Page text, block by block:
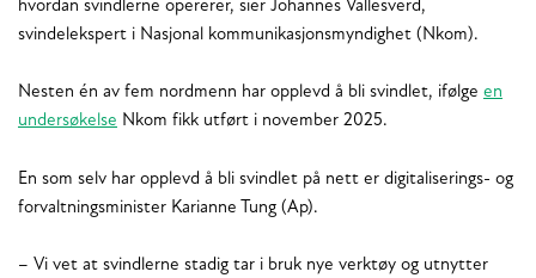
hvordan svindlerne opererer, sier Johannes Vallesverd,
svindelekspert i Nasjonal kommunikasjonsmyndighet (Nkom).
Nesten én av fem nordmenn har opplevd å bli svindlet, ifølge en
undersøkelse Nkom fikk utført i november 2025.
En som selv har opplevd å bli svindlet på nett er digitaliserings- og
forvaltningsminister Karianne Tung (Ap).
– Vi vet at svindlerne stadig tar i bruk nye verktøy og utnytter